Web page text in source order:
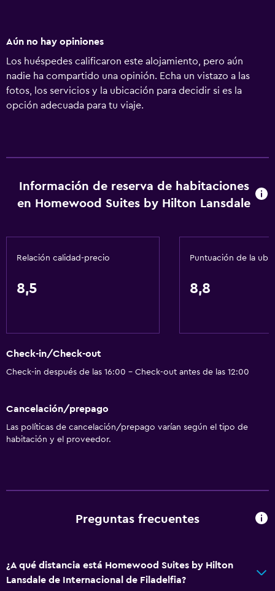
Aún no hay opiniones
Los huéspedes calificaron este alojamiento, pero aún
nadie ha compartido una opinión. Echa un vistazo a las
fotos, los servicios y la ubicación para decidir si es la
opción adecuada para tu viaje.
Información de reserva de habitaciones
en Homewood Suites by Hilton Lansdale
Relación calidad-precio
8,5
Puntuación de la
8,8
Check-in/Check-out
Check-in después de las 16:00 - Check-out antes de las 12:00
Cancelación/prepago
Las políticas de cancelación/prepago varían según el tipo de
habitación y el proveedor.
Preguntas frecuentes
¿A qué distancia está Homewood Suites by Hilton
Lansdale de Internacional de Filadelfia?